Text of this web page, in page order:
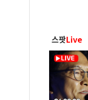
스팟Live